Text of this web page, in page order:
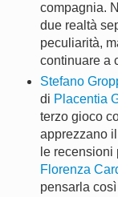
compagnia.
due realtà
peculiarità,
continuare a
Stefano
di Placentia
terzo gioco
apprezzano
le recensioni
Florenza
pensarla così